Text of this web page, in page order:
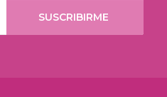
SUSCRIBIRME